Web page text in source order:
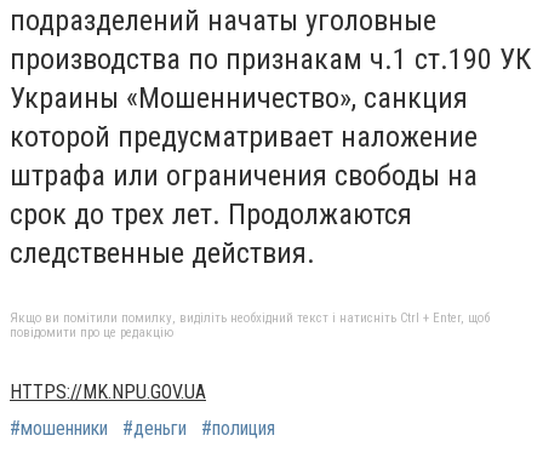
подразделений начаты уголовные
производства по признакам ч.1 ст.190 УК
Украины «Мошенничество», санкция
которой предусматривает наложение
штрафа или ограничения свободы на
срок до трех лет. Продолжаются
следственные действия.
Якщо ви помітили помилку, виділіть необхідний текст і натисніть Ctrl + Enter, щоб
повідомити про це редакцію
HTTPS://MK.NPU.GOV.UA
#мошенники
#деньги #полиция